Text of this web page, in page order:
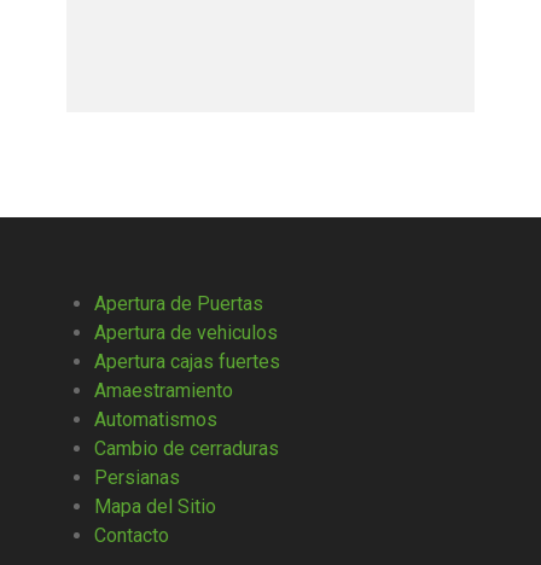
Apertura de Puertas
Apertura de vehiculos
Apertura cajas fuertes
Amaestramiento
Automatismos
Cambio de cerraduras
Persianas
Mapa del Sitio
Contacto